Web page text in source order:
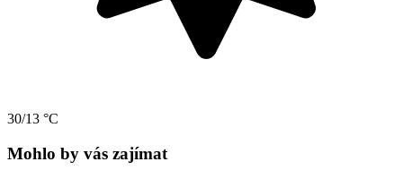
30/13 °C
Mohlo by vás zajímat